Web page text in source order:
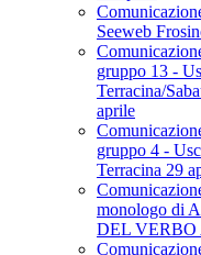
Seeweb
gruppo 13 -
Terracina/
aprile
gruppo 4 -
Terracina 29
monologo di
DEL VERBO